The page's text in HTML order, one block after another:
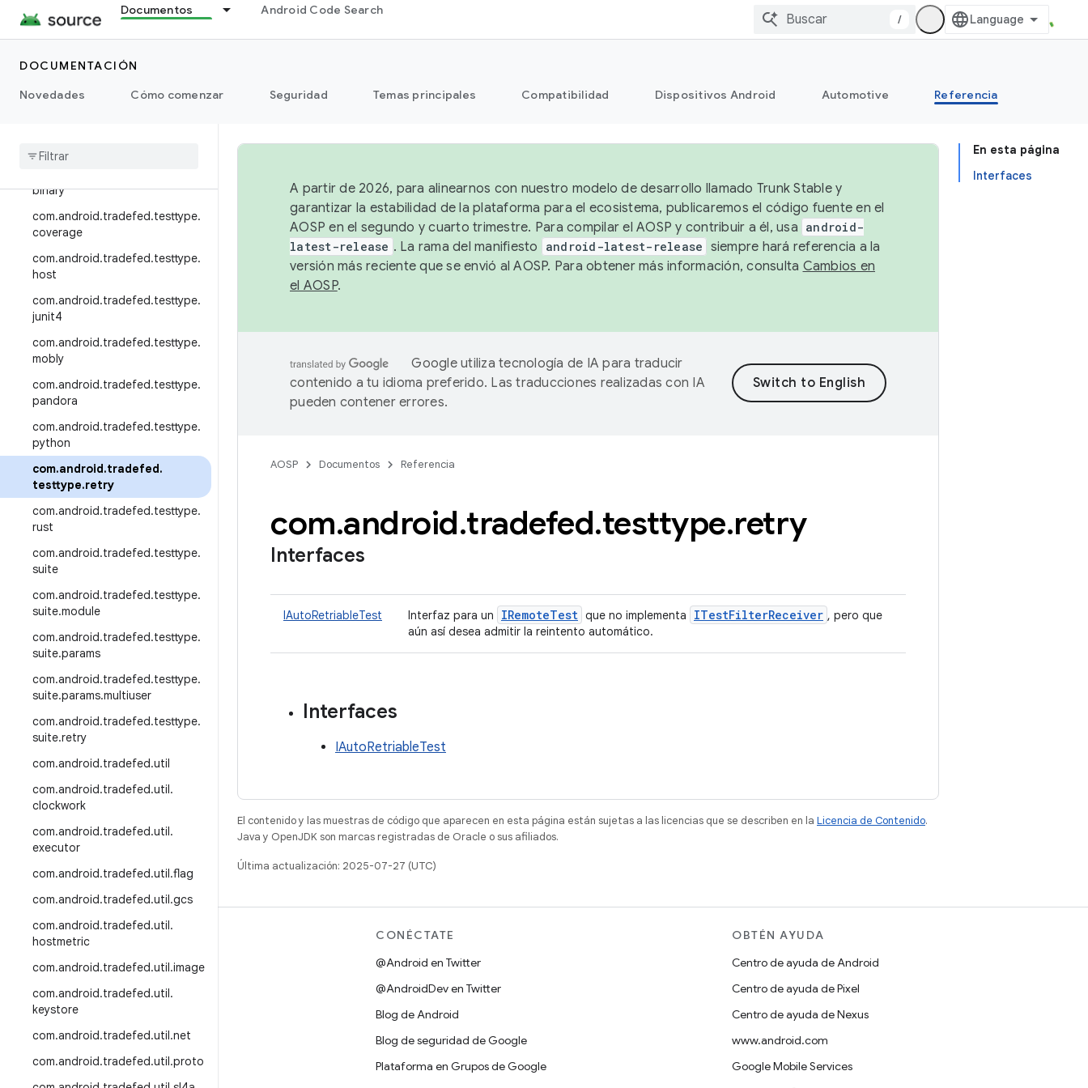
Documentos Android Code Search
/
DOCUMENTACIÓN
Novedades
Cómo comenzar Seguridad Temas principales Compatibilidad Dispositivos Android Automotive Referencia
com.android.tradefed.targetpre
p.multi
com.android.tradefed.targetpre
com
binary
com.android.tradefed.testtype.
coverage
com.android.tradefed.testtype.
host
com.android.tradefed.testtype.
junit4
com.android.tradefed.testtype.
mobly
com.android.tradefed.testtype.
pandora
com.android.tradefed.testtype.
python
com.android.tradefed.
testtype.retry
com.android.tradefed.testtype.
rust
com.android.tradefed.testtype.
suite
com.android.tradefed.testtype.
suite.module
com.android.tradefed.testtype.
suite.params
com.android.tradefed.testtype.
suite.params.multiuser
com.android.tradefed.testtype.
suite.retry
com.android.tradefed.util
com.android.tradefed.util.
clockwork
com.android.tradefed.util.
executor
com.android.tradefed.util.flag
com.android.tradefed.util.gcs
com.android.tradefed.util.
hostmetric
com.android.tradefed.util.image
com.android.tradefed.util.
keystore
com.android.tradefed.util.net
com.android.tradefed.util.proto
En esta página
Interfaces
A partir de 2026, para alinearnos con nuestro modelo de desarrollo llamado Trunk Stable y
garantizar la estabilidad de la plataforma para el ecosistema, publicaremos el código fuente en el
AOSP en el segundo y cuarto trimestre. Para compilar el AOSP y contribuir a él, usa android-
latest-release . La rama del manifiesto android-latest-release siempre hará referencia a la
versión más reciente que se envió al AOSP. Para obtener más información, consulta Cambios en
el AOSP.
Google utiliza tecnología de IA para traducir
contenido a tu idioma preferido. Las traducciones realizadas con IA
pueden contener errores.
AOSP Documentos Referencia
com.android.tradefed.testtype.retry
Interfaces
IAutoRetriableTest Interfaz para un IRemoteTest que no implementa ITestFilterReceiver , pero que
aún así desea admitir la reintento automático.
Interfaces
IAutoRetriableTest
El contenido y las muestras de código que aparecen en esta página están sujetas a las licencias que se describen en la Licencia de Contenido.
Java y OpenJDK son marcas registradas de Oracle o sus afiliados.
Última actualización: 2025-07-27 (UTC)
COMPILACIÓN
Repositorio de Android
Requisitos
Descarga
Vista previa de los objetos binarios
Imágenes de fábrica
CONÉCTATE
@Android en Twitter
@AndroidDev en Twitter
Blog de Android
Blog de seguridad de Google
Plataforma en Grupos de Google
OBTÉN AYUDA
Centro de ayuda de Android
Centro de ayuda de Pixel
Centro de ayuda de Nexus
www.android.com
Google Mobile Services